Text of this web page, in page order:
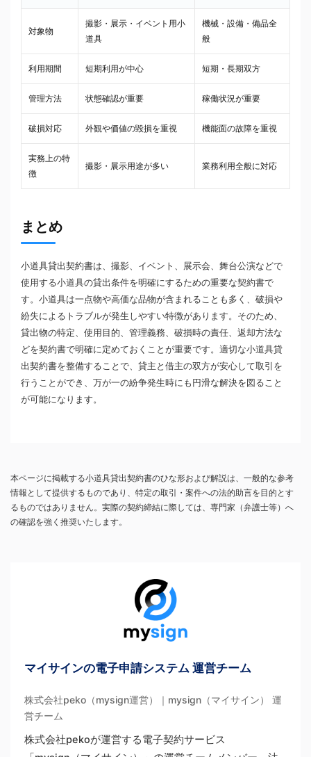
対象物
撮影・展示・イベント用小
道具
機械・設備・備品全
般
利用期間 短期利用が中心 短期・長期双方
管理方法 状態確認が重要 稼働状況が重要
破損対応 外観や価値の毀損を重視 機能面の故障を重視
実務上の特
徴
撮影・展示用途が多い 業務利用全般に対応
まとめ
小道具貸出契約書は、撮影、イベント、展示会、舞台公演などで
使用する小道具の貸出条件を明確にするための重要な契約書で
す。小道具は一点物や高価な品物が含まれることも多く、破損や
紛失によるトラブルが発生しやすい特徴があります。そのため、
貸出物の特定、使用目的、管理義務、破損時の責任、返却方法な
どを契約書で明確に定めておくことが重要です。適切な小道具貸
出契約書を整備することで、貸主と借主の双方が安心して取引を
行うことができ、万が一の紛争発生時にも円滑な解決を図ること
が可能になります。
本ページに掲載する小道具貸出契約書のひな形および解説は、一般的な参考
情報として提供するものであり、特定の取引・案件への法的助言を目的とす
るものではありません。実際の契約締結に際しては、専門家（弁護士等）へ
の確認を強く推奨いたします。
マイサインの電子申請システム 運営チーム
株式会社peko（mysign運営）｜mysign（マイサイン） 運
営チーム
株式会社pekoが運営する電子契約サービス